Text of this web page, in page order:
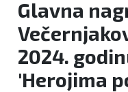
Glavna
2024.
'Herojima